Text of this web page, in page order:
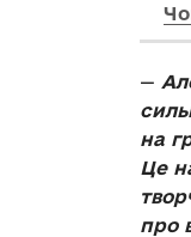
—
на
Це
про